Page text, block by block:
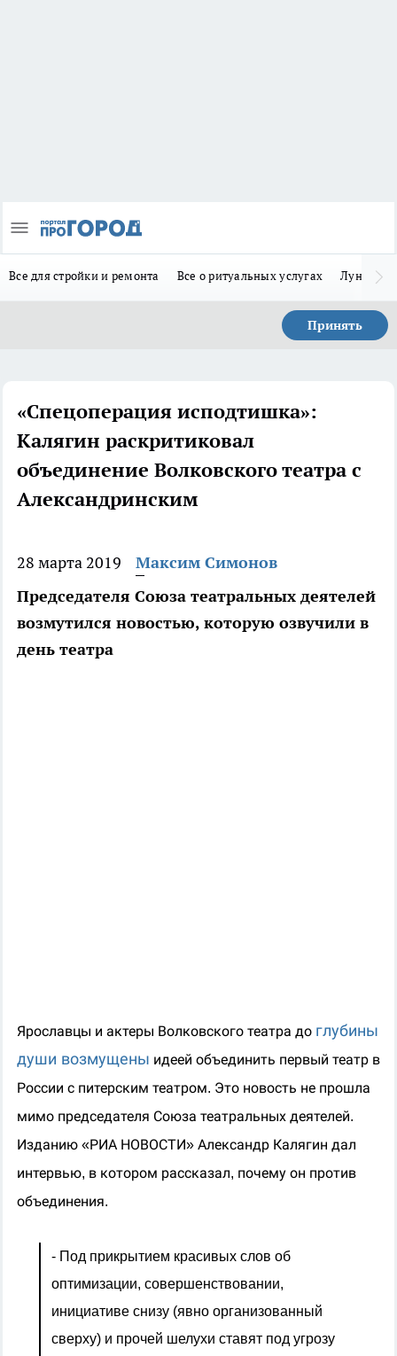
Все для стройки и ремонта Все о ритуальных услугах Лунно-
Принять
«Спецоперация исподтишка»:
Калягин раскритиковал
объединение Волковского театра с
Александринским
28 марта 2019
Максим Симонов
Председателя Союза театральных деятелей
возмутился новостью, которую озвучили в
день театра
Ярославцы и актеры Волковского театра до глубины
души возмущены идеей объединить первый театр в
России с питерским театром. Это новость не прошла
мимо председателя Союза театральных деятелей.
Изданию «РИА НОВОСТИ» Александр Калягин дал
интервью, в котором рассказал, почему он против
объединения.
- Под прикрытием красивых слов об
оптимизации, совершенствовании,
инициативе снизу (явно организованный
сверху) и прочей шелухи ставят под угрозу